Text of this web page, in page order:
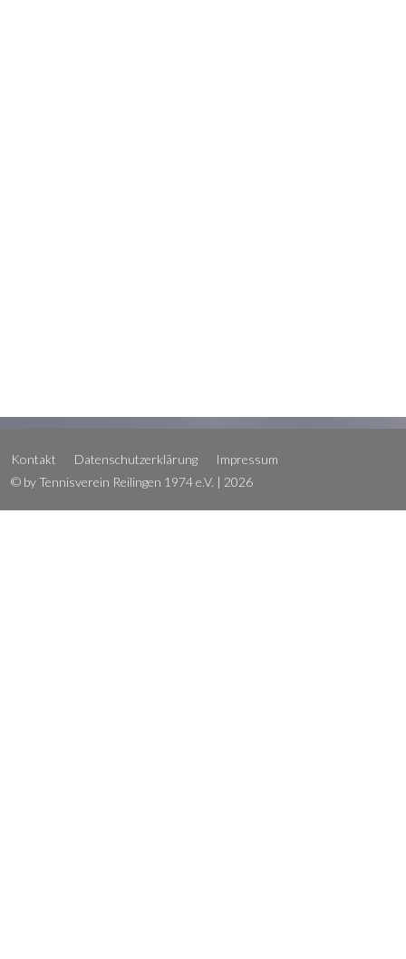
Kontakt Datenschutzerklärung
Impressum
© by Tennisverein Reilingen 1974 e.V. | 2026